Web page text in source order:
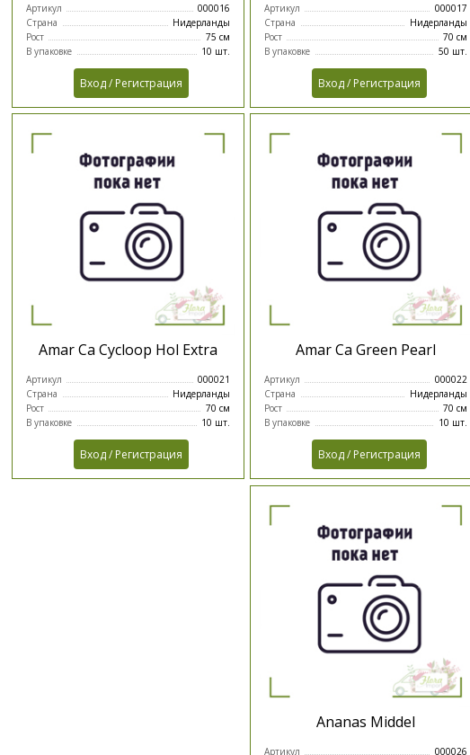
Артикул
000016
Страна
Нидерланды
Рост
75 см
В упаковке
10 шт.
Вход / Регистрация
Артикул
000017
Страна
Нидерланды
Рост
70 см
В упаковке
50 шт.
Вход / Регистрация
Amar Ca Cycloop Hol Extra
Артикул
000021
Страна
Нидерланды
Рост
70 см
В упаковке
10 шт.
Вход / Регистрация
Amar Ca Green Pearl
Артикул
000022
Страна
Нидерланды
Рост
70 см
В упаковке
10 шт.
Вход / Регистрация
Ananas Middel
Артикул 000026